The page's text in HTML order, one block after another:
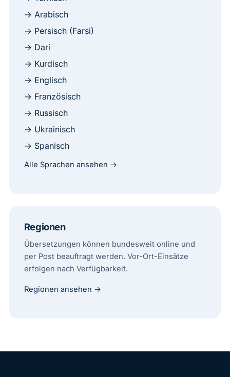
→ Arabisch
→ Persisch (Farsi)
→ Dari
→ Kurdisch
→ Englisch
→ Französisch
→ Russisch
→ Ukrainisch
→ Spanisch
Alle Sprachen ansehen →
Regionen
Übersetzungen können bundesweit online und
per Post beauftragt werden. Vor-Ort-Einsätze
erfolgen nach Verfügbarkeit.
Regionen ansehen →